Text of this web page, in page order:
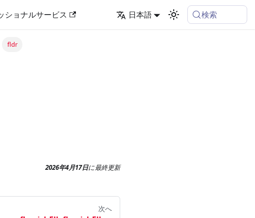
ショナルサービス 日本語 検索
fldr
2026年4月17日に最終更新
次へ